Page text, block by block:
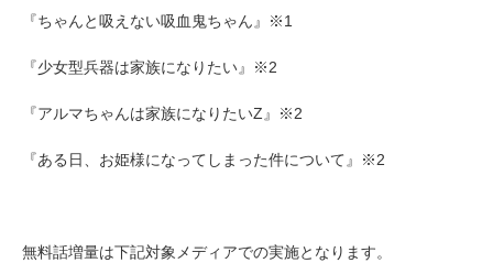
『ちゃんと吸えない吸血鬼ちゃん』※1
『少女型兵器は家族になりたい』※2
『アルマちゃんは家族になりたいZ』※2
『ある日、お姫様になってしまった件について』※2
無料話増量は下記対象メディアでの実施となります。